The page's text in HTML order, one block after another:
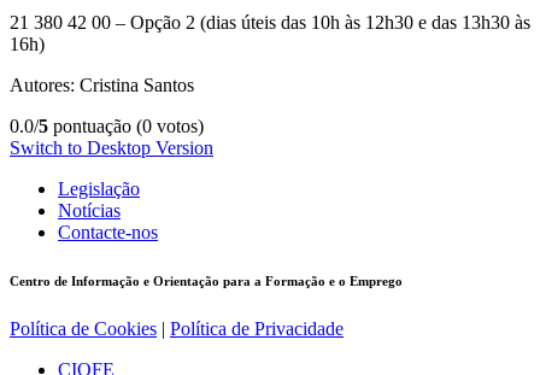
21 380 42 00 – Opção 2 (dias úteis das 10h às 12h30 e das 13h30 às
16h)
Autores: Cristina Santos
0.0/5 pontuação (0 votos)
Switch to Desktop Version
Legislação
Notícias
Contacte-nos
Centro de Informação e Orientação para a Formação e o Emprego
Política de Cookies | Política de Privacidade
CIOFE